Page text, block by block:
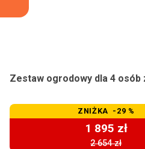
Zestaw ogrodowy dla 4 osób
ZNIŻKA -29 %
1 895 zł
2 654 zł